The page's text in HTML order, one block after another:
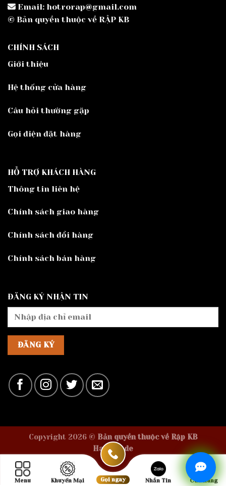
Email: hotrorap@gmail.com
© Bản quyền thuộc về RẬP KB
CHÍNH SÁCH
Giới thiệu
Hệ thống cửa hàng
Câu hỏi thường gặp
Gọi điện đặt hàng
HỖ TRỢ KHÁCH HÀNG
Thông tin liên hệ
Chính sách giao hàng
Chính sách đổi hàng
Chính sách bán hàng
ĐĂNG KÝ NHẬN TIN
Copyright 2026 © Bản quyền thuộc về Rập KB
Handmade
Menu Khuyến Mại Gọi ngay Nhắn Tin Cửa Hàng